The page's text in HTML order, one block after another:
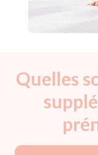
Quelles